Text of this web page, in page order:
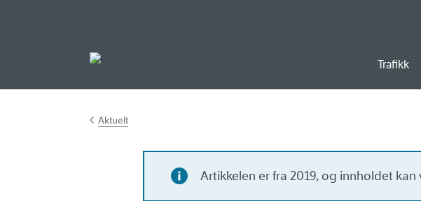
Trafikk
Aktuelt
Artikkelen er fra 2019, og innholdet